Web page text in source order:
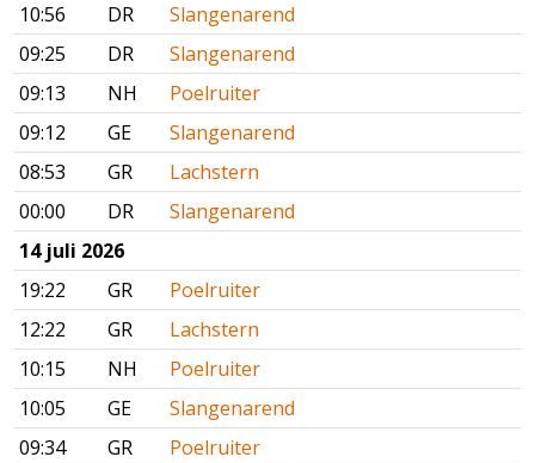
10:56
DR
Slangenarend
09:25
DR
Slangenarend
09:13
NH
Poelruiter
09:12
GE
Slangenarend
08:53
GR
Lachstern
00:00
DR
Slangenarend
14 juli 2026
19:22
GR
Poelruiter
12:22
GR
Lachstern
10:15
NH
Poelruiter
10:05
GE
Slangenarend
09:34
GR
Poelruiter